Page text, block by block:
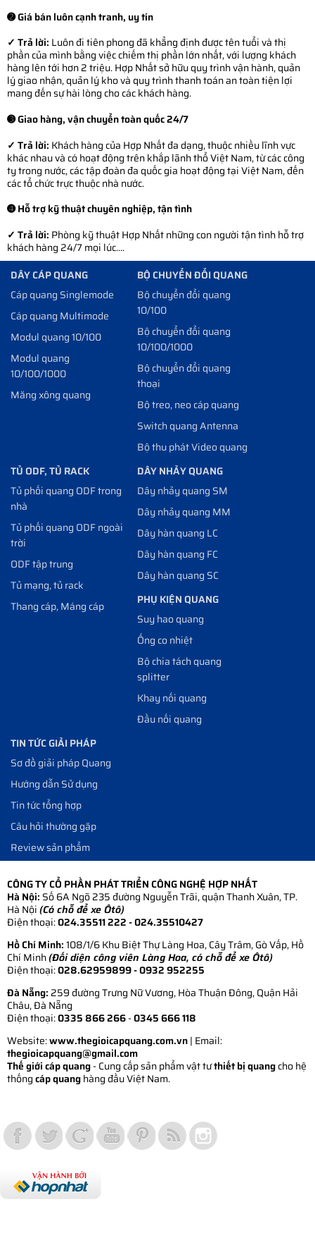
➋ Giá bán luôn cạnh tranh, uy tín
✓ Trả lời: Luôn đi tiên phong đã khẳng định được tên tuổi và thị
phần của mình bằng việc chiếm thị phần lớn nhất, với lượng khách
hàng lên tới hơn 2 triệu. Hợp Nhất sở hữu quy trình vận hành, quản
lý giao nhận, quản lý kho và quy trình thanh toán an toàn tiện lợi
mang đến sự hài lòng cho các khách hàng.
➌ Giao hàng, vận chuyển toàn quốc 24/7
✓ Trả lời: Khách hàng của Hợp Nhất đa dạng, thuộc nhiều lĩnh vực
khác nhau và có hoạt động trên khắp lãnh thổ Việt Nam, từ các công
ty trong nước, các tập đoàn đa quốc gia hoạt động tại Việt Nam, đến
các tổ chức trực thuộc nhà nước.
➍ Hỗ trợ kỹ thuật chuyên nghiệp, tận tình
✓ Trả lời: Phòng kỹ thuật Hợp Nhất những con người tận tình hỗ trợ
khách hàng 24/7 mọi lúc....
DÂY CÁP QUANG
Cáp quang Singlemode
Cáp quang Multimode
Modul quang 10/100
Modul quang
10/100/1000
Măng xông quang
BỘ CHUYỂN ĐỔI QUANG
Bộ chuyển đổi quang
10/100
Bộ chuyển đổi quang
10/100/1000
Bộ chuyển đổi quang
thoại
Bộ treo, neo cáp quang
Switch quang Antenna
Bộ thu phát Video quang
TỦ ODF, TỦ RACK
Tủ phối quang ODF trong
nhà
Tủ phối quang ODF ngoài
trời
ODF tập trung
Tủ mạng, tủ rack
Thang cáp, Máng cáp
DÂY NHẢY QUANG
Dây nhảy quang SM
Dây nhảy quang MM
Dây hàn quang LC
Dây hàn quang FC
Dây hàn quang SC
PHỤ KIỆN QUANG
Suy hao quang
Ống co nhiệt
Bộ chia tách quang
splitter
Khay nối quang
Đầu nối quang
TIN TỨC GIẢI PHÁP
Sơ đồ giải pháp Quang
Hướng dẫn Sử dụng
Tin tức tổng hợp
Câu hỏi thường gặp
Review sản phẩm
CÔNG TY CỔ PHẦN PHÁT TRIỂN CÔNG NGHỆ HỢP NHẤT
Hà Nội: Số 6A Ngõ 235 đường Nguyễn Trãi, quận Thanh Xuân, TP.
Hà Nội(Có chỗ để xe Ôtô)
Điện thoại:024.35511 222 - 024.35510427
Hồ Chí Minh:108/1/6 Khu Biệt Thự Làng Hoa, Cây Trâm, Gò Vấp, Hồ
Chí Minh(Đối diện công viên Làng Hoa, có chỗ để xe Ôtô)
Điện thoại:028.62959899- 0932 952255
Đà Nẵng: 259 đường Trưng Nữ Vương, Hòa Thuận Đông, Quận Hải
Châu, Đà Nẵng
Điện thoại:0335 866 266-0345 666 118
Website:www.thegioicapquang.com.vn| Email:
thegioicapquang@gmail.com
Thế giới cáp quang- Cung cấp sản phẩm vật tưthiết bị quangcho hệ
thốngcáp quanghàng đầu Việt Nam.